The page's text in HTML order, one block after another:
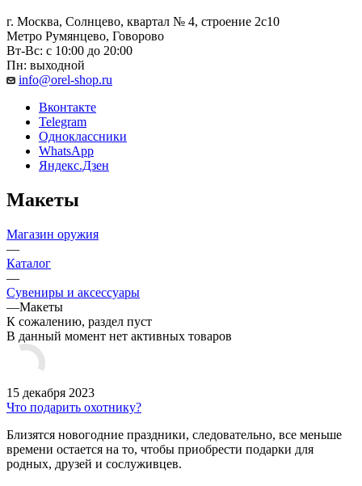
г. Москва, Солнцево, квартал № 4, строение 2с10
Метро Румянцево, Говорово
Вт-Вс: с 10:00 до 20:00
Пн: выходной
info@orel-shop.ru
Вконтакте
Telegram
Одноклассники
WhatsApp
Яндекс.Дзен
Макеты
Магазин оружия
—
Каталог
—
Сувениры и аксессуары
—Макеты
К сожалению, раздел пуст
В данный момент нет активных товаров
15 декабря 2023
Что подарить охотнику?
Близятся новогодние праздники, следовательно, все меньше
времени остается на то, чтобы приобрести подарки для
родных, друзей и сослуживцев.